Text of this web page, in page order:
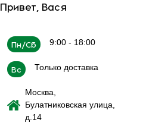
Привет, Вася
Пн/Сб 9:00 - 18:00
Вс Только доставка
Москва,
Булатниковская улица,
д.14